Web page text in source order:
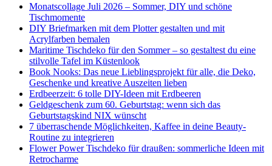
Monatscollage Juli 2026 – Sommer, DIY und schöne
Tischmomente
DIY Briefmarken mit dem Plotter gestalten und mit
Acrylfarben bemalen
Maritime Tischdeko für den Sommer – so gestaltest du eine
stilvolle Tafel im Küstenlook
Book Nooks: Das neue Lieblingsprojekt für alle, die Deko,
Geschenke und kreative Auszeiten lieben
Erdbeerzeit: 6 tolle DIY-Ideen mit Erdbeeren
Geldgeschenk zum 60. Geburtstag: wenn sich das
Geburtstagskind NIX wünscht
7 überraschende Möglichkeiten, Kaffee in deine Beauty-
Routine zu integrieren
Flower Power Tischdeko für draußen: sommerliche Ideen mit
Retrocharme